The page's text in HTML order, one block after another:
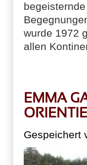
wurde 1972
allen
EMMA
Gespeichert